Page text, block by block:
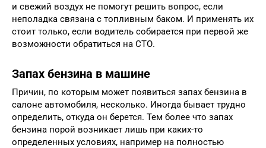
и свежий воздух не помогут решить вопрос, если
неполадка связана с топливным баком. И применять их
стоит только, если водитель собирается при первой же
возможности обратиться на СТО.
Запах бензина в машине
Причин, по которым может появиться запах бензина в
салоне автомобиля, несколько. Иногда бывает трудно
определить, откуда он берется. Тем более что запах
бензина порой возникает лишь при каких-то
определенных условиях, например на полностью